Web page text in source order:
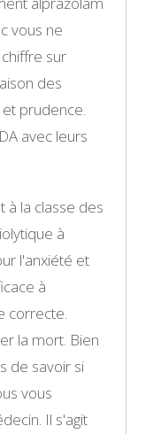
vous ne
sur
des
prudence.
avec leurs
à la classe des
à
l'anxiété et
à
correcte.
la mort. Bien
de savoir si
vous
Il s'agit